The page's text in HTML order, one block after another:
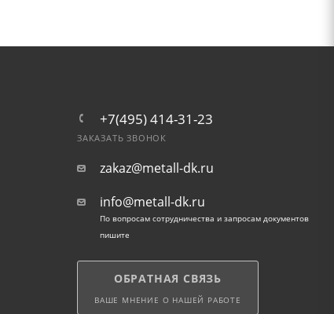
+7(495) 414-31-23
ЗАКАЗАТЬ ЗВОНОК
zakaz@metall-dk.ru
info@metall-dk.ru
По вопросам сотрудничества и запросам документов
пишите
ОБРАТНАЯ СВЯЗЬ
ВАШЕ МНЕНИЕ О НАШЕЙ РАБОТЕ